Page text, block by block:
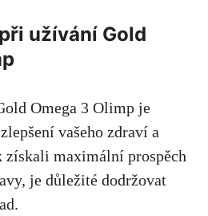
užívání Gold
Omega 3 Olimp je
vašeho zdraví a
získali maximální prospěch
je důležité dodržovat